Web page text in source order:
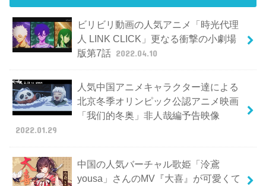
ビリビリ動画の人気アニメ「時光代理
人 LINK CLICK」更なる衝撃の小劇場
版第7話 2022.04.10
人気中国アニメキャラクター達による
北京冬季オリンピック公認アニメ映画
「我们的冬奥」非人哉編予告映像
2022.01.29
中国の人気バーチャル歌姫「泠鳶
yousa」さんのMV『大喜』が可愛くて